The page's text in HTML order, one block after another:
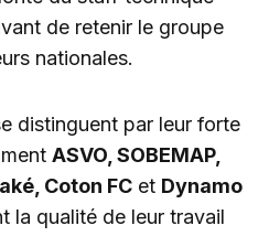
de retenir le groupe
nationales.
distinguent par leur forte
ASVO, SOBEMAP,
Coton FC et Dynamo
la qualité de leur travail